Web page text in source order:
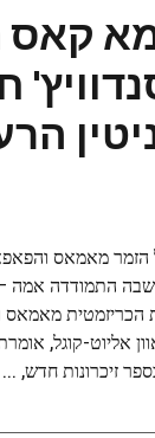
קאס
מאמאס
התמודדה אמה
הכריזמטית
אוון אליוט-
זיכרונות חדש, ...